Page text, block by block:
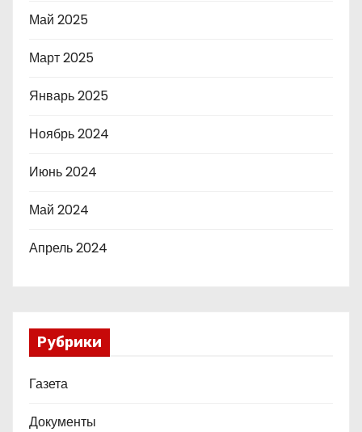
Май 2025
Март 2025
Январь 2025
Ноябрь 2024
Июнь 2024
Май 2024
Апрель 2024
Рубрики
Газета
Документы